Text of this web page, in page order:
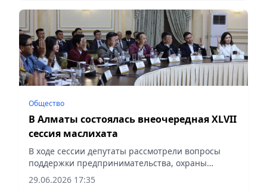
Общество
В Алматы состоялась внеочередная XLVII
сессия маслихата
В ходе сессии депутаты рассмотрели вопросы
поддержки предпринимательства, охраны
окружающей среды, развития систем
водоснабжения и водоотведения города, а также
29.06.2026 17:35